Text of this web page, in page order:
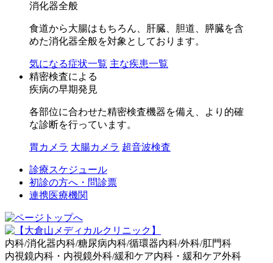
消化器全般
食道から大腸はもちろん、肝臓、胆道、膵臓を含
めた消化器全般を対象としております。
気になる症状一覧 主な疾患一覧
精密検査による
疾病の早期発見
各部位に合わせた精密検査機器を備え、より的確
な診断を行っています。
胃カメラ 大腸カメラ 超音波検査
診療スケジュール
初診の方へ・問診票
連携医療機関
内科/消化器内科/糖尿病内科/循環器内科/外科/肛門科
内視鏡内科・内視鏡外科/緩和ケア内科・緩和ケア外科